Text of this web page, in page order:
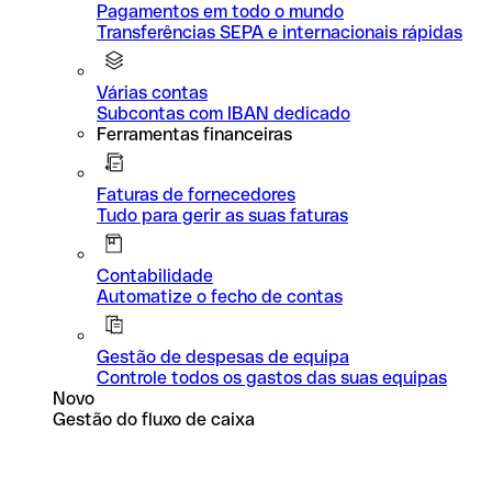
Pagamentos em todo o mundo
Transferências SEPA e internacionais rápidas
Várias contas
Subcontas com IBAN dedicado
Ferramentas financeiras
Faturas de fornecedores
Tudo para gerir as suas faturas
Contabilidade
Automatize o fecho de contas
Gestão de despesas de equipa
Controle todos os gastos das suas equipas
Novo
Gestão do fluxo de caixa